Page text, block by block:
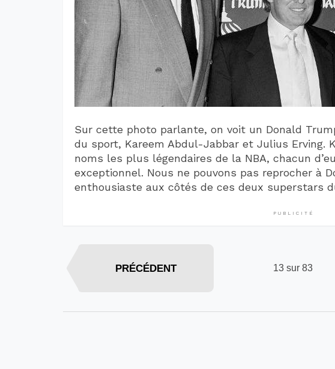
Sur cette photo parlante, on voit un Donald
du sport, Kareem Abdul-Jabbar et Julius Erving.
noms les plus légendaires de la NBA, chacun
exceptionnel. Nous ne pouvons pas reprocher à
enthousiaste aux côtés de ces deux superstars
PUBLICITÉ
13 sur 83
PRÉCÉDENT